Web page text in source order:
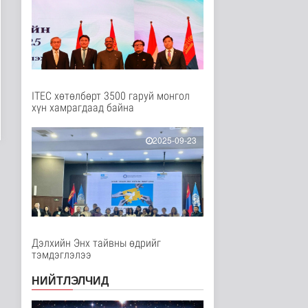
8 цаг 16 минутын өмнө
"Сэлэнгэ-2026” хээрийн
сургууль амжилттай
явагда..
Испани улс
маргааны улмаас
Италиас и..
Дэлхийд
10 цаг 34 минутын өмнө
БНСУ залуу хосуудыг
гэрлэлтээ
бүртгүүлэхээс зайл..
10 цаг 36 минутын өмнө
хэрэгслийн үнэ багагүй
нэмэгдсэ..
Нийгэм
ITEC хөтөлбөрт 3500 гаруй монгол
хүн хамрагдаад байна
2025-09-23
Дэлхийн Энх тайвны өдрийг
тэмдэглэлээ
НИЙТЛЭЛЧИД